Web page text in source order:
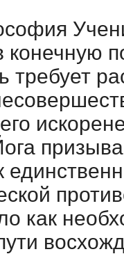
конечную
требует
как